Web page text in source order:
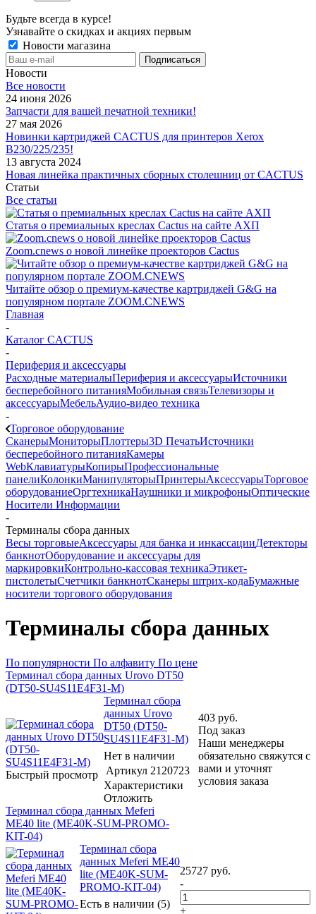
Будьте всегда в курсе!
Узнавайте о скидках и акциях первым
Новости магазина
Новости
Все новости
24 июня 2026
Запчасти для вашей печатной техники!
27 мая 2026
Новинки картриджей CACTUS для принтеров Xerox
B230/225/235!
13 августа 2024
Новая линейка практичных сборных столешниц от CACTUS
Статьи
Все статьи
Статья о премиальных креслах Cactus на сайте АХП
Zoom.cnews о новой линейке проекторов Cactus
Читайте обзор о премиум-качестве картриджей G&G на
популярном портале ZOOM.CNEWS
Главная
-
Каталог CACTUS
-
Периферия и аксессуары
Расходные материалыПериферия и аксессуарыИсточники
бесперебойного питанияМобильная связьТелевизоры и
аксессуарыМебельАудио-видео техника
-
Торговое оборудование
СканерыМониторыПлоттеры3D ПечатьИсточники
бесперебойного питанияКамеры
WebКлавиатурыКопирыПрофессиональные
панелиКолонкиМанипуляторыПринтерыАксессуарыТорговое
оборудованиеОргтехникаНаушники и микрофоныОптические
Носители Информации
-
Терминалы сбора данных
Весы торговыеАксессуары для банка и инкассацииДетекторы
банкнотОборудование и аксессуары для
маркировкиКонтрольно-кассовая техникаЭтикет-
пистолетыСчетчики банкнотСканеры штрих-кодаБумажные
носители торгового оборудования
Терминалы сбора данных
По популярности По алфавиту По цене
Терминал сбора данных Urovo DT50
(DT50-SU4S11E4F31-M)
Быстрый просмотр
Терминал сбора
данных Urovo
DT50 (DT50-
SU4S11E4F31-M)
Нет в наличии
Артикул 2120723
Характеристики
Отложить
403 руб.
Под заказ
Наши менеджеры
обязательно свяжутся с
вами и уточнят
условия заказа
Терминал сбора данных Meferi
ME40 lite (ME40K-SUM-PROMO-
KIT-04)
Терминал сбора
данных Meferi ME40
lite (ME40K-SUM-
PROMO-KIT-04)
Есть в наличии (5)
25727 руб.
-
+